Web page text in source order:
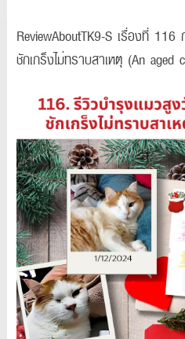
ReviewAboutTK9-S เรื่องที่
ชักเกร็งไม่ทราบสาเหตุ (An aged